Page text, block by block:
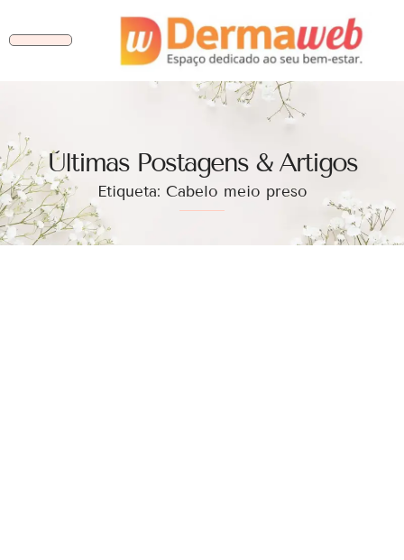
Ùltimas Postagens & Artigos
Etiqueta: Cabelo meio preso